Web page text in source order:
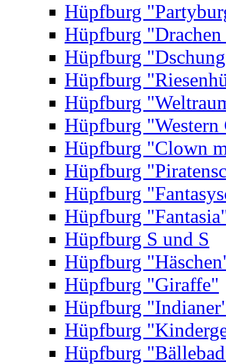
Hüpfburg
Hüpfburg
Hüpfburg
Hüpfburg
Hüpfburg
Hüpfburg
Hüpfburg "Clown
Hüpfburg
Hüpfburg
Hüpfburg
Hüpfburg S und S
Hüpfburg
Hüpfburg "Giraffe"
Hüpfburg
Hüpfburg
Hüpfburg